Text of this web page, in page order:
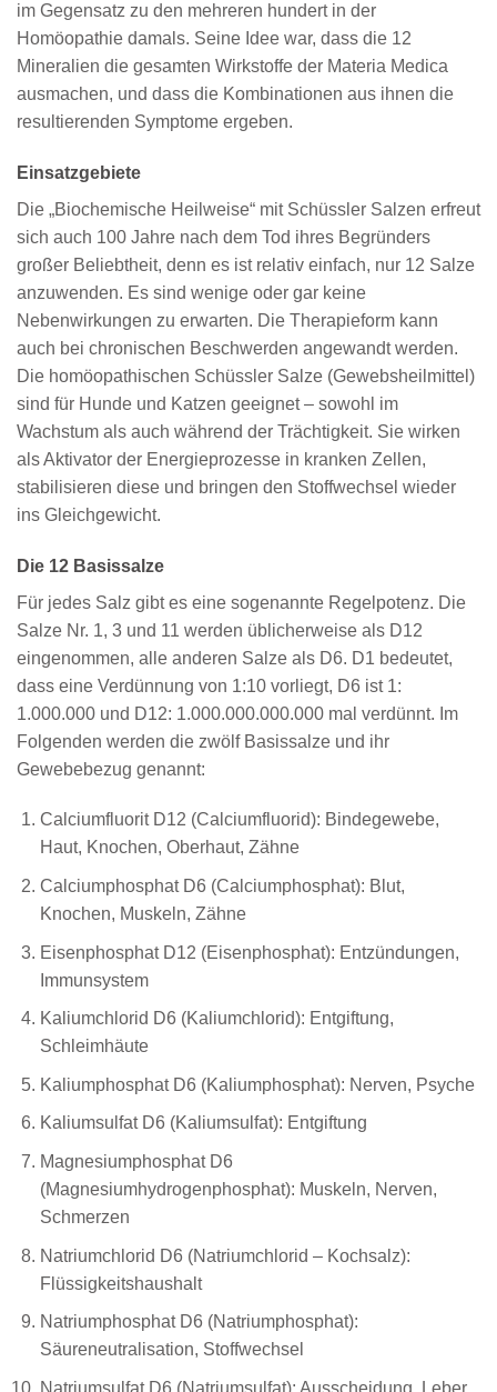
im Gegensatz zu den mehreren hundert in der
Homöopathie damals. Seine Idee war, dass die 12
Mineralien die gesamten Wirkstoffe der Materia Medica
ausmachen, und dass die Kombinationen aus ihnen die
resultierenden Symptome ergeben.
Einsatzgebiete
Die „Biochemische Heilweise“ mit Schüssler Salzen erfreut
sich auch 100 Jahre nach dem Tod ihres Begründers
großer Beliebtheit, denn es ist relativ einfach, nur 12 Salze
anzuwenden. Es sind wenige oder gar keine
Nebenwirkungen zu erwarten. Die Therapieform kann
auch bei chronischen Beschwerden angewandt werden.
Die homöopathischen Schüssler Salze (Gewebsheilmittel)
sind für Hunde und Katzen geeignet – sowohl im
Wachstum als auch während der Trächtigkeit. Sie wirken
als Aktivator der Energieprozesse in kranken Zellen,
stabilisieren diese und bringen den Stoffwechsel wieder
ins Gleichgewicht.
Die 12 Basissalze
Für jedes Salz gibt es eine sogenannte Regelpotenz. Die
Salze Nr. 1, 3 und 11 werden üblicherweise als D12
eingenommen, alle anderen Salze als D6. D1 bedeutet,
dass eine Verdünnung von 1:10 vorliegt, D6 ist 1:
1.000.000 und D12: 1.000.000.000.000 mal verdünnt. Im
Folgenden werden die zwölf Basissalze und ihr
Gewebebezug genannt:
Calciumfluorit D12 (Calciumfluorid): Bindegewebe,
Haut, Knochen, Oberhaut, Zähne
Calciumphosphat D6 (Calciumphosphat): Blut,
Knochen, Muskeln, Zähne
Eisenphosphat D12 (Eisenphosphat): Entzündungen,
Immunsystem
Kaliumchlorid D6 (Kaliumchlorid): Entgiftung,
Schleimhäute
Kaliumphosphat D6 (Kaliumphosphat): Nerven, Psyche
Kaliumsulfat D6 (Kaliumsulfat): Entgiftung
Magnesiumphosphat D6
(Magnesiumhydrogenphosphat): Muskeln, Nerven,
Schmerzen
Natriumchlorid D6 (Natriumchlorid – Kochsalz):
Flüssigkeitshaushalt
Natriumphosphat D6 (Natriumphosphat):
Säureneutralisation, Stoffwechsel
Natriumsulfat D6 (Natriumsulfat): Ausscheidung, Leber